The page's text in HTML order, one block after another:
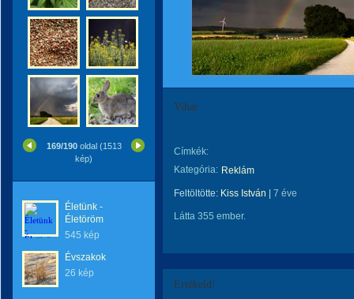
169/190oldal (1513
kép)
Életünk -
Életöröm
545 kép
Évszakok
26 kép
Vihar
Címkék:
Kategória: Reklám
Feltöltötte: Kiss István 7 éve
Látta 355 ember.
Értékeld!